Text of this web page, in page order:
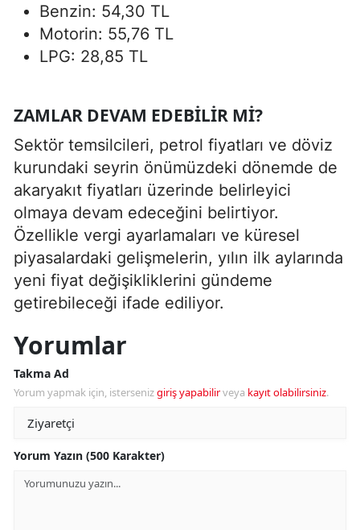
Benzin: 54,30 TL
Motorin: 55,76 TL
LPG: 28,85 TL
ZAMLAR DEVAM EDEBILIR MI?
Sektör temsilcileri, petrol fiyatları ve döviz
kurundaki seyrin önümüzdeki dönemde de
akaryakıt fiyatları üzerinde belirleyici
olmaya devam edeceğini belirtiyor.
Özellikle vergi ayarlamaları ve küresel
piyasalardaki gelişmelerin, yılın ilk aylarında
yeni fiyat değişikliklerini gündeme
getirebileceği ifade ediliyor.
Yorumlar
Takma Ad
Yorum yapmak için, istersenizgiriş yapabilirveya kayıt olabilirsiniz.
Yorum Yazın (500 Karakter)